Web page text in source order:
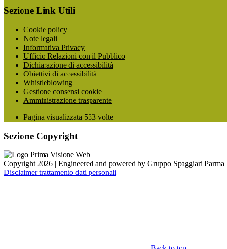
Sezione Link Utili
Cookie policy
Note legali
Informativa Privacy
Ufficio Relazioni con il Pubblico
Dichiarazione di accessibilità
Obiettivi di accessibilità
Whistleblowing
Gestione consensi cookie
Amministrazione trasparente
Pagina visualizzata 533 volte
Sezione Copyright
Copyright 2026 | Engineered and powered by Gruppo Spaggiari
Disclaimer trattamento dati personali